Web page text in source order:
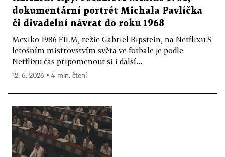
dokumentární portrét Michala Pavlíčka
či divadelní návrat do roku 1968
Mexiko 1986 FILM, režie Gabriel Ripstein, na Netflixu S
letošním mistrovstvím světa ve fotbale je podle
Netflixu čas připomenout si i další...
12. 6. 2026 ▪ 4 min. čtení